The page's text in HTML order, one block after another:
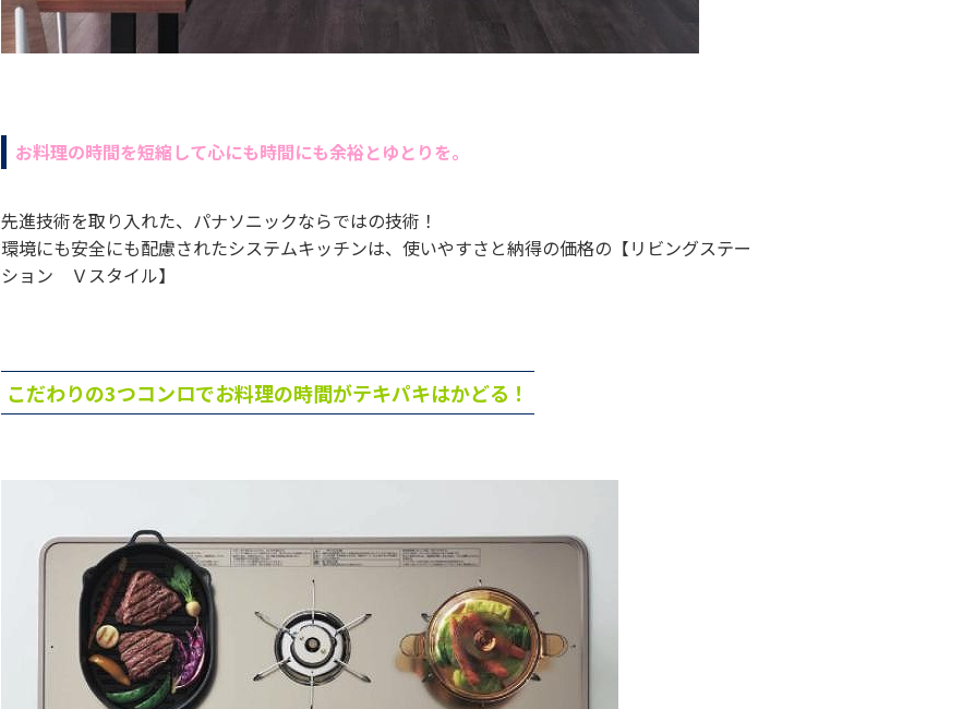
お料理の時間を短縮して心にも時間にも余裕とゆとりを。
先進技術を取り入れた、パナソニックならではの技術！
環境にも安全にも配慮されたシステムキッチンは、使いやすさと納得の価格の【リビングステー
ション Ｖスタイル】
こだわりの3つコンロでお料理の時間がテキパキはかどる！